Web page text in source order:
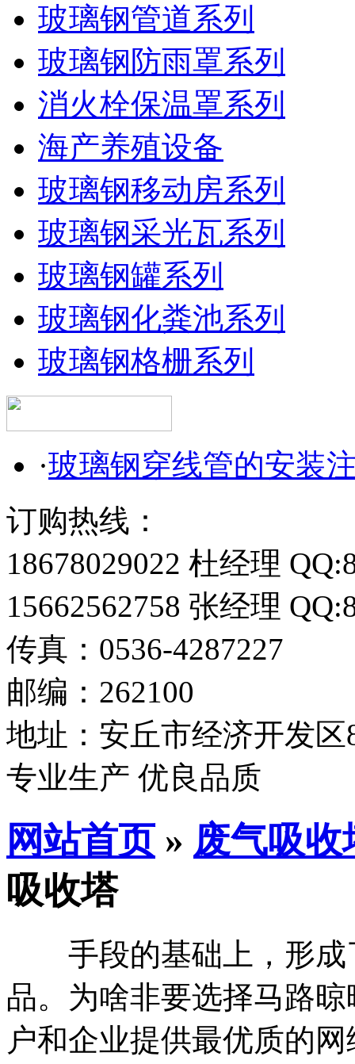
玻璃钢管道系列
玻璃钢防雨罩系列
消火栓保温罩系列
海产养殖设备
玻璃钢移动房系列
玻璃钢采光瓦系列
玻璃钢罐系列
玻璃钢化粪池系列
玻璃钢格栅系列
·玻璃钢穿线管的安装
订购热线：
18678029022 杜经理
15662562758 张经理
传真：0536-4287227
邮编：262100
地址：安丘市经济开发区
专业生产 优良品质
网站首页» 废气吸收
吸收塔
手段的基础上，形成
品。为啥非要选择马路
户和企业提供最优质的